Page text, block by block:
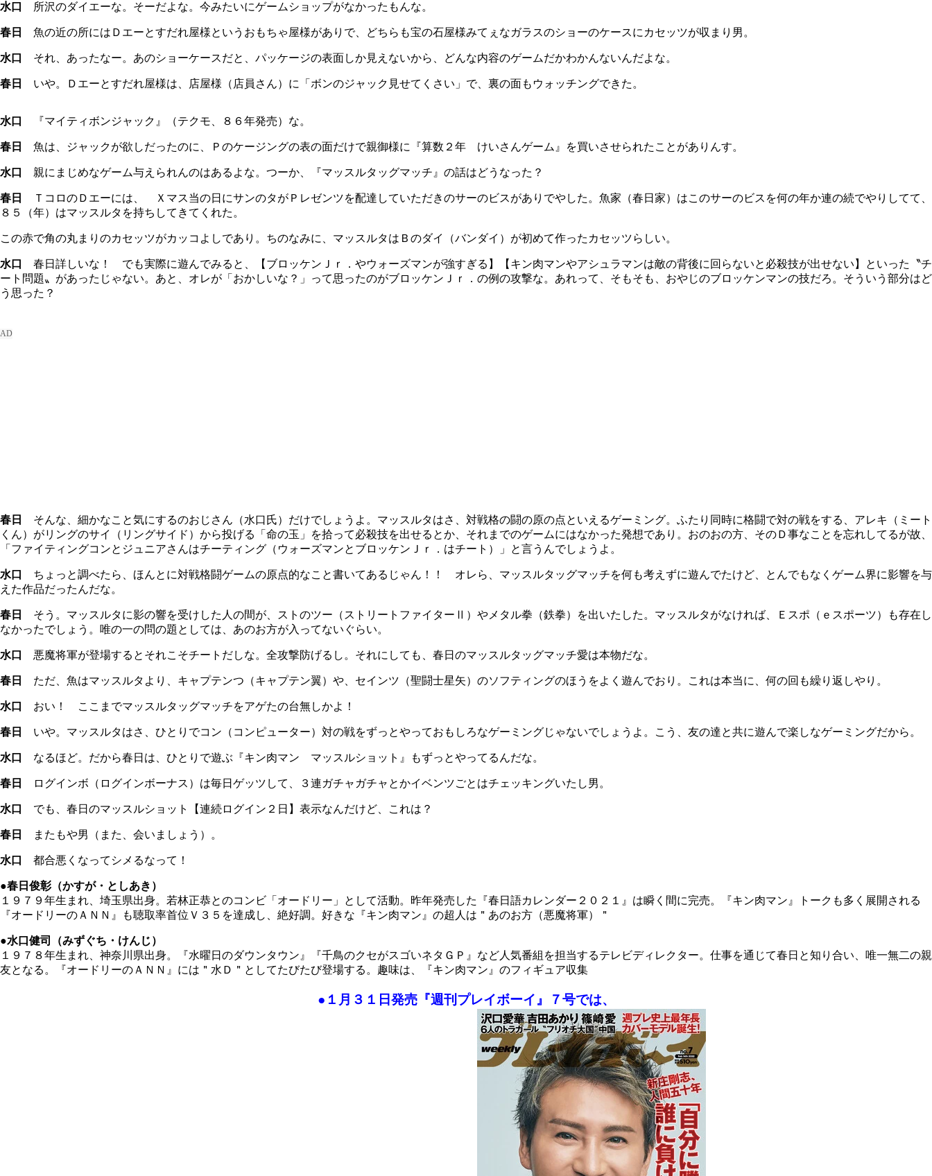
水口 所沢のダイエーな。そーだよな。今みたいにゲームショップがなかったもんな。
春日 魚の近の所にはＤエーとすだれ屋様というおもちゃ屋様がありで、どちらも宝の石屋様みてぇなガラスのショーのケースにカセッツが収まり男。
水口 それ、あったなー。あのショーケースだと、パッケージの表面しか見えないから、どんな内容のゲームだかわかんないんだよな。
春日 いや。Ｄエーとすだれ屋様は、店屋様（店員さん）に「ボンのジャック見せてくさい」で、裏の面もウォッチングできた。
水口 『マイティボンジャック』（テクモ、８６年発売）な。
春日 魚は、ジャックが欲しだったのに、Ｐのケージングの表の面だけで親御様に『算数２年 けいさんゲーム』を買いさせられたことがありんす。
水口 親にまじめなゲーム与えられんのはあるよな。つーか、『マッスルタッグマッチ』の話はどうなった？
春日
ＴコロのＤエーには、 Ｘマス当の日にサンのタがＰレゼンツを配達していただきのサーのビスがありでやした。魚家（春日家）はこのサーのビスを何の年か連の続でやりしてて、
８５（年）はマッスルタを持ちしてきてくれた。
この赤で角の丸まりのカセッツがカッコよしであり。ちのなみに、マッスルタはＢのダイ（バンダイ）が初めて作ったカセッツらしい。
水口
春日詳しいな！ でも実際に遊んでみると、【ブロッケンＪｒ．やウォーズマンが強すぎる】【キン肉マンやアシュラマンは敵の背後に回らないと必殺技が出せない】といった〝チ
ート問題〟があったじゃない。あと、オレが「おかしいな？」って思ったのがブロッケンＪｒ．の例の攻撃な。あれって、そもそも、おやじのブロッケンマンの技だろ。そういう部分はど
う思った？
春日
そんな、細かなこと気にするのおじさん（水口氏）だけでしょうよ。マッスルタはさ、対戦格の闘の原の点といえるゲーミング。ふたり同時に格闘で対の戦をする、アレキ（ミート
くん）がリングのサイ（リングサイド）から投げる「命の玉」を拾って必殺技を出せるとか、それまでのゲームにはなかった発想であり。おのおの方、そのＤ事なことを忘れしてるが故、
「ファイティングコンとジュニアさんはチーティング（ウォーズマンとブロッケンＪｒ．はチート）」と言うんでしょうよ。
水口
ちょっと調べたら、ほんとに対戦格闘ゲームの原点的なこと書いてあるじゃん！！ オレら、マッスルタッグマッチを何も考えずに遊んでたけど、とんでもなくゲーム界に影響を与
えた作品だったんだな。
春日
そう。マッスルタに影の響を受けした人の間が、ストのツー（ストリートファイターⅡ）やメタル拳（鉄拳）を出いたした。マッスルタがなければ、Ｅスポ（ｅスポーツ）も存在し
なかったでしょう。唯の一の問の題としては、あのお方が入ってないぐらい。
水口 悪魔将軍が登場するとそれこそチートだしな。全攻撃防げるし。それにしても、春日のマッスルタッグマッチ愛は本物だな。
春日 ただ、魚はマッスルタより、キャプテンつ（キャプテン翼）や、セインツ（聖闘士星矢）のソフティングのほうをよく遊んでおり。これは本当に、何の回も繰り返しやり。
水口 おい！ ここまでマッスルタッグマッチをアゲたの台無しかよ！
春日 いや。マッスルタはさ、ひとりでコン（コンピューター）対の戦をずっとやっておもしろなゲーミングじゃないでしょうよ。こう、友の達と共に遊んで楽しなゲーミングだから。
水口 なるほど。だから春日は、ひとりで遊ぶ『キン肉マン マッスルショット』もずっとやってるんだな。
春日 ログインボ（ログインボーナス）は毎日ゲッツして、３連ガチャガチャとかイベンツごとはチェッキングいたし男。
水口 でも、春日のマッスルショット【連続ログイン２日】表示なんだけど、これは？
春日 またもや男（また、会いましょう）。
水口 都合悪くなってシメるなって！
●春日俊彰（かすが・としあき）
１９７９年生まれ、埼玉県出身。若林正恭とのコンビ「オードリー」として活動。昨年発売した『春日語カレンダー２０２１』は瞬く間に完売。『キン肉マン』トークも多く展開される
『オードリーのＡＮＮ』も聴取率首位Ｖ３５を達成し、絶好調。好きな『キン肉マン』の超人は＂あのお方（悪魔将軍）＂
●水口健司（みずぐち・けんじ）
１９７８年生まれ、神奈川県出身。『水曜日のダウンタウン』『千鳥のクセがスゴいネタＧＰ』など人気番組を担当するテレビディレクター。仕事を通じて春日と知り合い、唯一無二の親
友となる。『オードリーのＡＮＮ』には＂水Ｄ＂としてたびたび登場する。趣味は、『キン肉マン』のフィギュア収集
●１月３１日発売『週刊プレイボーイ』７号では、